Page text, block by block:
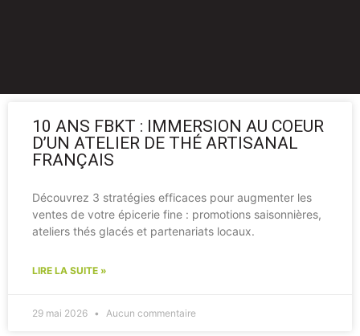
10 ANS FBKT : IMMERSION AU COEUR
D’UN ATELIER DE THÉ ARTISANAL
FRANÇAIS
Découvrez 3 stratégies efficaces pour augmenter les
ventes de votre épicerie fine : promotions saisonnières,
ateliers thés glacés et partenariats locaux.
LIRE LA SUITE »
29 mai 2026 Aucun commentaire